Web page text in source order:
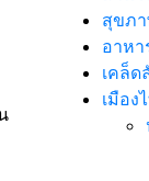
สุขภ
อาหา
เคล็ด
เมือง